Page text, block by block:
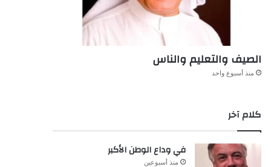
الصيف والتعليم والناس
منذ أسبوع واحد
كلام آخر
في وداع الوطن الأكبر
منذ أسبوعين